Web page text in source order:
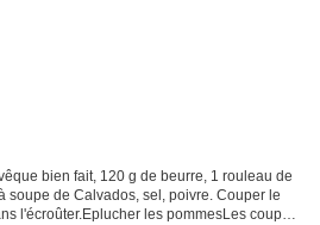
bien fait, 120 g de beurre, 1 rouleau de
soupe de Calvados, sel, poivre. Couper le
l'écroûter.Eplucher les pommesLes couper